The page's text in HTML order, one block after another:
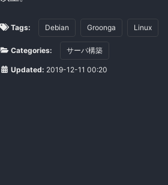
Tags: Debian Groonga Linux
Categories: サーバ構築
Updated: 2019-12-11 00:20